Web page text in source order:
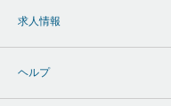
求人情報
ヘルプ